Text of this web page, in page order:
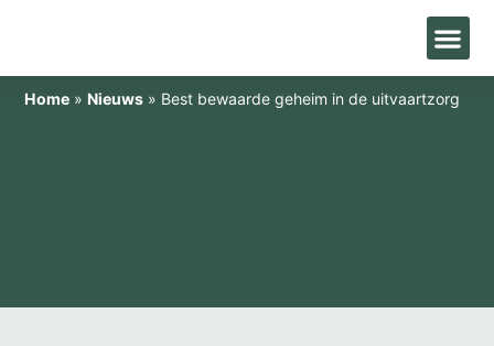
Home » Nieuws » Best bewaarde geheim in de uitvaartzorg